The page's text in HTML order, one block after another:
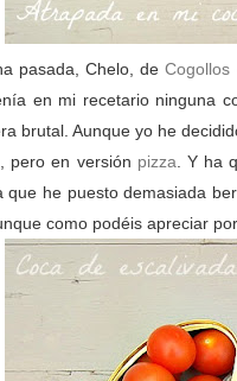
pasada, Chelo, deCogollos
en mi recetario ninguna
brutal. Aunque yo he
pero en versión pizza . Y ha
que he puesto demasiada
como podéis apreciar